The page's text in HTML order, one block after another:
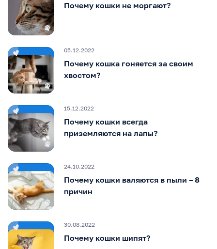
Почему кошки не моргают?
05.12.2022
Почему кошка гоняется за своим
хвостом?
15.12.2022
Почему кошки всегда
приземляются на лапы?
24.10.2022
Почему кошки валяются в пыли – 8
причин
30.08.2022
Почему кошки шипят?